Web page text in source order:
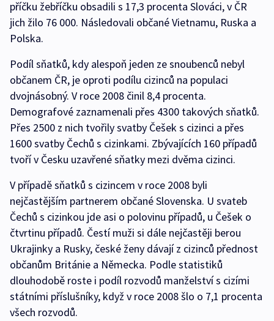
příčku žebříčku obsadili s 17,3 procenta Slováci, v ČR
jich žilo 76 000. Následovali občané Vietnamu, Ruska a
Polska.
Podíl sňatků, kdy alespoň jeden ze snoubenců nebyl
občanem ČR, je oproti podílu cizinců na populaci
dvojnásobný. V roce 2008 činil 8,4 procenta.
Demografové zaznamenali přes 4300 takových sňatků.
Přes 2500 z nich tvořily svatby Češek s cizinci a přes
1600 svatby Čechů s cizinkami. Zbývajících 160 případů
tvoří v Česku uzavřené sňatky mezi dvěma cizinci.
V případě sňatků s cizincem v roce 2008 byli
nejčastějším partnerem občané Slovenska. U svateb
Čechů s cizinkou jde asi o polovinu případů, u Češek o
čtvrtinu případů. Čestí muži si dále nejčastěji berou
Ukrajinky a Rusky, české ženy dávají z cizinců přednost
občanům Británie a Německa. Podle statistiků
dlouhodobě roste i podíl rozvodů manželství s cizími
státními příslušníky, když v roce 2008 šlo o 7,1 procenta
všech rozvodů.